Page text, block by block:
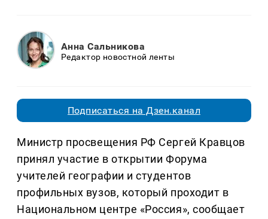
Анна Сальникова
Редактор новостной ленты
Подписаться на Дзен.канал
Министр просвещения РФ Сергей Кравцов
принял участие в открытии Форума
учителей географии и студентов
профильных вузов, который проходит в
Национальном центре «Россия», сообщает